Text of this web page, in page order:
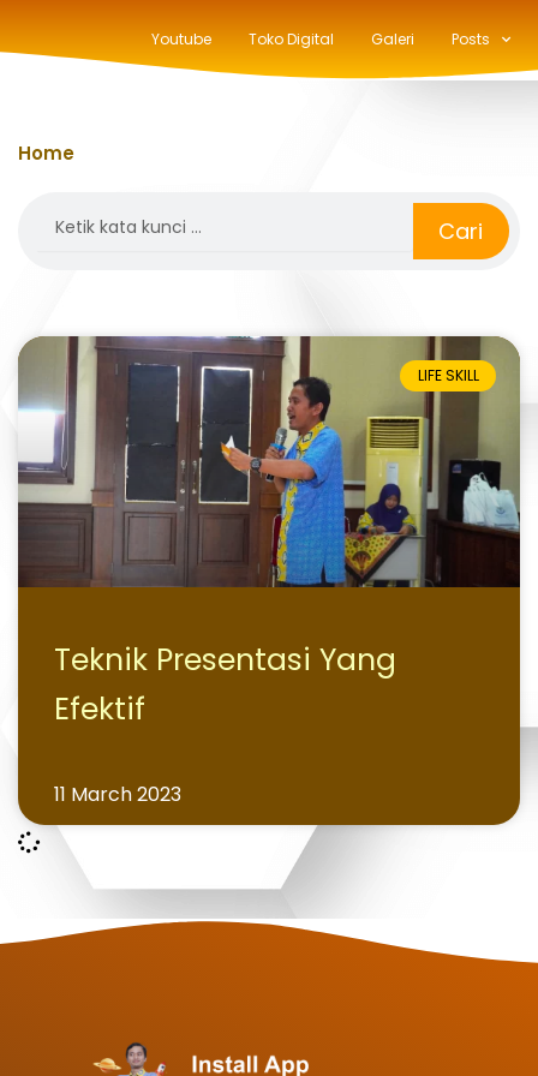
Youtube Toko Digital Galeri Posts
Home
Cari
LIFE SKILL
Teknik Presentasi Yang
Efektif
11 March 2023